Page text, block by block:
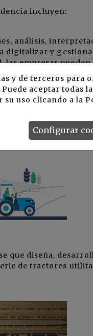
incluyen:
análisis,
digitalizar y
las empresas
que diseña,
de tractores
y de terceros para
aceptar todas
su uso clicando a la
Configurar